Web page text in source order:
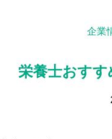
企業
栄養士おすす